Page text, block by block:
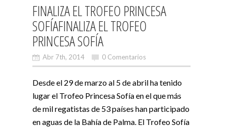
FINALIZA EL TROFEO PRINCESA
SOFÍAFINALIZA EL TROFEO
PRINCESA SOFÍA
Abr 7th, 2014 0 Comentarios
Desde el 29 de marzo al 5 de abril ha tenido
lugar el Trofeo Princesa Sofía en el que más
de mil regatistas de 53 países han participado
en aguas de la Bahía de Palma. El Trofeo Sofía